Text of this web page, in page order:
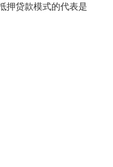
押贷款模式的代表是